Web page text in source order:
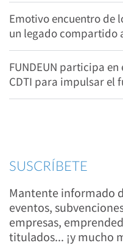
Emotivo encuentro de
un legado compartido
FUNDEUN participa
CDTI para impulsar el
SUSCRÍBETE
Mantente informado
eventos,
empresas,
titulados... ¡y mucho